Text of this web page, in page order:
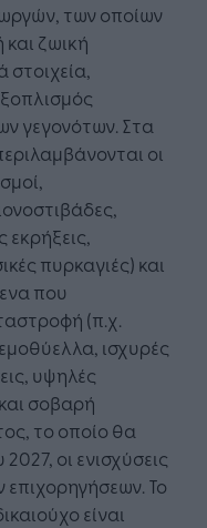
των οποίων
και ζωική
γεγονότων. Στα
οι
εκρήξεις,
πυρκαγιές) και
που
(π.χ.
ισχυρές
υψηλές
σοβαρή
το οποίο θα
οι ενισχύσεις
Το
είναι